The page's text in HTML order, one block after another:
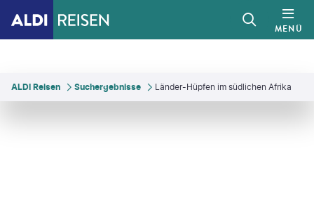
MENÜ
ALDI Reisen Suchergebnisse Länder-Hüpfen im südlichen Afrika